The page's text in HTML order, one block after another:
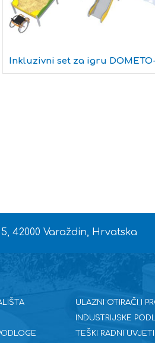
Inkluzivni set za igru
42000 Varaždin, Hrvatska
ULAZNI OTIRAČI I
INDUSTRIJSKE
TEŠKI RADNI